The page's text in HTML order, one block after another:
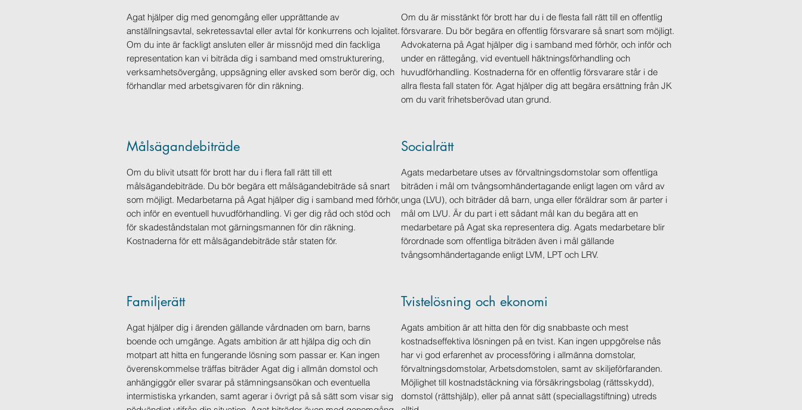
Agat hjälper dig med genomgång eller upprättande av
anställningsavtal, sekretessavtal eller avtal för konkurrens och lojalitet.
Om du inte är fackligt ansluten eller är missnöjd med din fackliga
representation kan vi biträda dig i samband med omstrukturering,
verksamhetsövergång, uppsägning eller avsked som berör dig, och
förhandlar med arbetsgivaren för din räkning.
Om du är misstänkt för brott har du i de flesta fall rätt till en offentlig
försvarare. Du bör begära en offentlig försvarare så snart som möjligt.
Advokaterna på Agat hjälper dig i samband med förhör, och inför och
under en rättegång, vid eventuell häktningsförhandling och
huvudförhandling. Kostnaderna för en offentlig försvarare står i de
allra flesta fall staten för. Agat hjälper dig att begära ersättning från JK
om du varit frihetsberövad utan grund.
Målsägandebiträde
Om du blivit utsatt för brott har du i flera fall rätt till ett
målsägandebiträde. Du bör begära ett målsägandebiträde så snart
som möjligt. Medarbetarna på Agat hjälper dig i samband med förhör,
och inför en eventuell huvudförhandling. Vi ger dig råd och stöd och
för skadeståndstalan mot gärningsmannen för din räkning.
Kostnaderna för ett målsägandebiträde står staten för.
Socialrätt
Agats medarbetare utses av förvaltningsdomstolar som offentliga
biträden i mål om tvångsomhändertagande enligt lagen om vård av
unga (LVU), och biträder då barn, unga eller föräldrar som är parter i
mål om LVU. Är du part i ett sådant mål kan du begära att en
medarbetare på Agat ska representera dig. Agats medarbetare blir
förordnade som offentliga biträden även i mål gällande
tvångsomhändertagande enligt LVM, LPT och LRV.
Familjerätt
Agat hjälper dig i ärenden gällande vårdnaden om barn, barns
boende och umgänge. Agats ambition är att hjälpa dig och din
motpart att hitta en fungerande lösning som passar er. Kan ingen
överenskommelse träffas biträder Agat dig i allmän domstol och
anhängiggör eller svarar på stämningsansökan och eventuella
intermistiska yrkanden, samt agerar i övrigt på så sätt som visar sig
Tvistelösning och ekonomi
Agats ambition är att hitta den för dig snabbaste och mest
kostnadseffektiva lösningen på en tvist. Kan ingen uppgörelse nås
har vi god erfarenhet av processföring i allmänna domstolar,
förvaltningsdomstolar, Arbetsdomstolen, samt av skiljeförfaranden.
Möjlighet till kostnadstäckning via försäkringsbolag (rättsskydd),
domstol (rättshjälp), eller på annat sätt (speciallagstiftning) utreds